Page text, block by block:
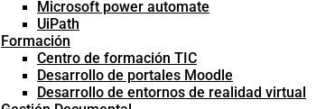
Microsoft power automate
UiPath
Formación
Centro de formación TIC
Desarrollo de portales Moodle
Desarrollo de entornos de realidad virtual